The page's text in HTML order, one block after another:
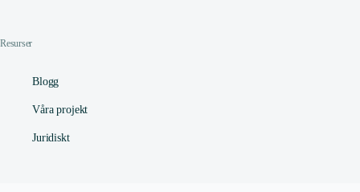
Resurser
Blogg
Våra projekt
Juridiskt